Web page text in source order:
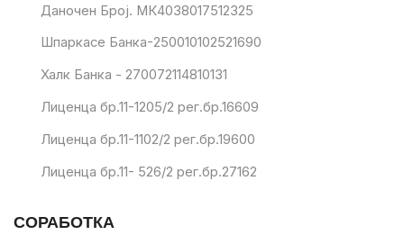
Даночен Број. МК4038017512325
Шпаркасе Банка-250010102521690
Халк Банка - 270072114810131
Лиценца бр.11-1205/2 рег.бр.16609
Лиценца бр.11-1102/2 рег.бр.19600
Лиценца бр.11- 526/2 рег.бр.27162
СОРАБОТКА